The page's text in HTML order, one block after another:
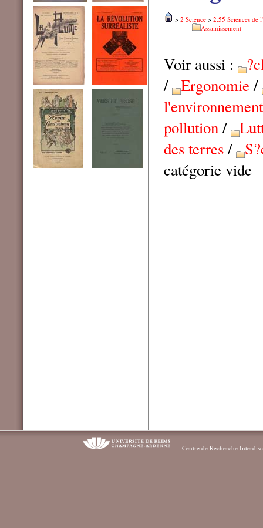
> 2 Science > 2.55 Sciences de
Assainissement
Voir aussi :
/ Ergonomie/
l'environnement
pollution/
des terres/
catégorie vide
Centre de Recherche